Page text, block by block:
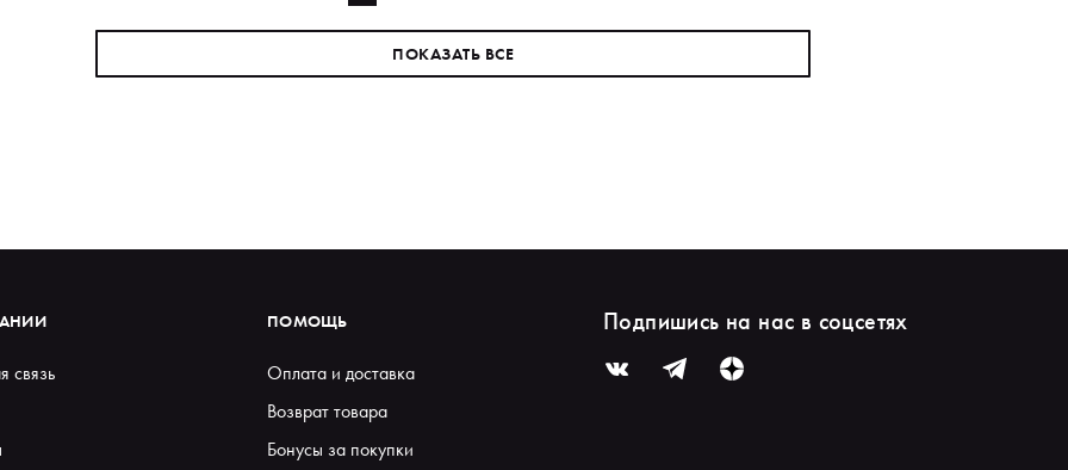
ПОКАЗАТЬ ВСЕ
связь
ПОМОЩЬ
Оплата и доставка
Возврат товара
Бонусы за покупки
Подпишись на нас в соцсетях